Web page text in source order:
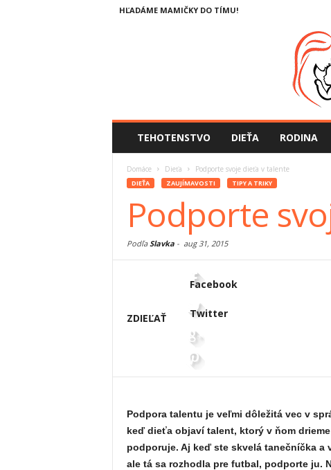
HĽADÁME MAMIČKY DO TÍMU!
TEHOTENSTVO DIEŤA RODINA
Domáce Dieťa Podporte svoje dieťa v talente
DIEŤA ZAUJÍMAVOSTI TIPY A TRIKY
Podporte
PodľaSlavka- aug 31, 2015
ZDIEĽAŤ
Facebook
Twitter
Podpora talentu je veľmi dôležitá vec v
keď dieťa objaví talent, ktorý v ňom
podporuje. Aj keď ste skvelá tanečníčka a
ale tá sa rozhodla pre futbal, podporte ju.